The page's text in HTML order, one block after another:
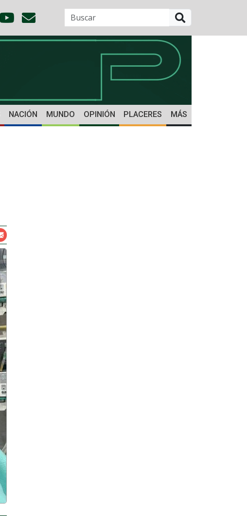
NACIÓN MUNDO OPINIÓN PLACERES MÁS